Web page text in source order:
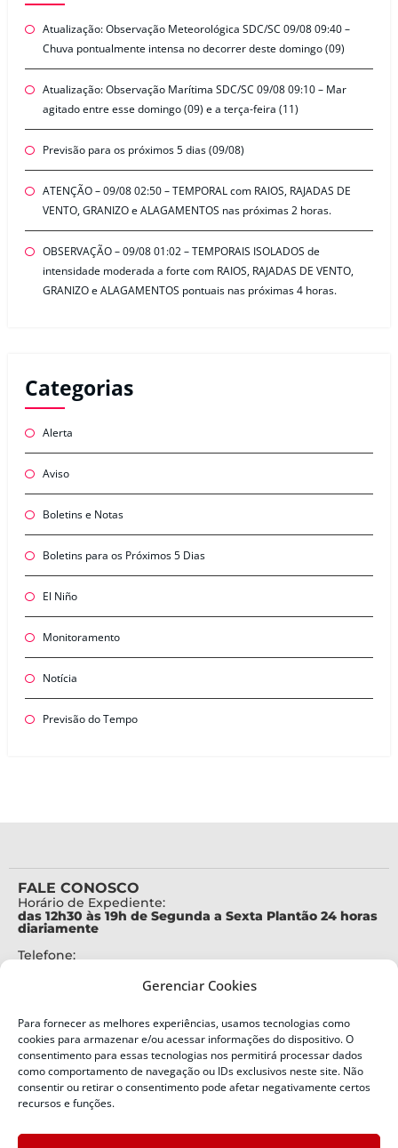
Gerenciar Cookies
Para fornecer as melhores experiências, usamos tecnologias como
cookies para armazenar e/ou acessar informações do dispositivo. O
consentimento para essas tecnologias nos permitirá processar dados
como comportamento de navegação ou IDs exclusivos neste site. Não
consentir ou retirar o consentimento pode afetar negativamente certos
recursos e funções.
Atualização: Observação Meteorológica SDC/SC 09/08 09:40 –
Chuva pontualmente intensa no decorrer deste domingo (09)
Atualização: Observação Marítima SDC/SC 09/08 09:10 – Mar
agitado entre esse domingo (09) e a terça-feira (11)
Previsão para os próximos 5 dias (09/08)
ATENÇÃO – 09/08 02:50 – TEMPORAL com RAIOS, RAJADAS DE
VENTO, GRANIZO e ALAGAMENTOS nas próximas 2 horas.
OBSERVAÇÃO – 09/08 01:02 – TEMPORAIS ISOLADOS de
intensidade moderada a forte com RAIOS, RAJADAS DE VENTO,
GRANIZO e ALAGAMENTOS pontuais nas próximas 4 horas.
Categorias
Alerta
Aviso
Boletins e Notas
Boletins para os Próximos 5 Dias
El Niño
Monitoramento
Notícia
Previsão do Tempo
FALE CONOSCO
Horário de Expediente:
das 12h30 às 19h de Segunda a Sexta Plantão 24 horas
diariamente
Telefone:
Alertas Defesa Civil:
SMS 40199
ENDEREÇO
Defesa Civil do Estado de Santa Catarina
Bairro: